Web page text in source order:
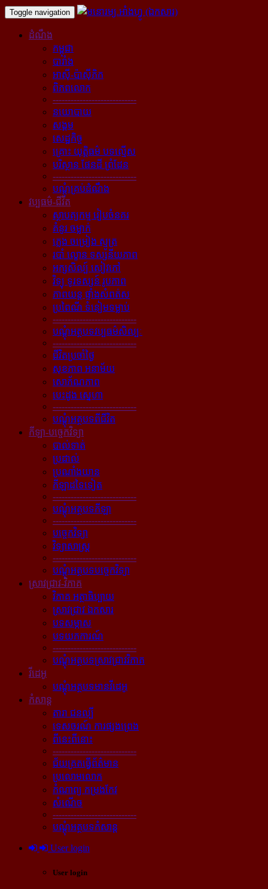
Toggle navigation
ដំណឹង
កម្ពុជា
បារាំង
អាស៊ី-ប៉ាស៊ីភិក
ពិភពលោក
----------------------------
នយោបាយ
សង្គម
សេដ្ឋកិច្ច
គ្រោះ យុត្តិធម៌ បទល្មើស
បរិស្ថាន ផែនដី ព្រំដែន
----------------------------
បណ្ដុំគ្រប់ដំណឹង
វប្បធម៌-ជីវិត
ស្ថាបត្យកម្ម រៀបចំនគរ
គំនូរ ចម្លាក់
ភ្លេង ចម្រៀង ស្មូត្រ
របាំ ល្ខោន ទស្សនីយភាព
អក្សសិល្ប៍ សៀវភៅ
វិទ្យុ ទូរទស្សន៍ រូបភាព
ភាពយន្ដ ផ្ទាំងសំពត់ស
ប្រពៃណី ទំនៀមទម្លាប់
----------------------------
បណ្ដុំអត្ថបទវប្បធម៌សិល្បៈ
----------------------------
ជីវិតប្រចាំថ្ងៃ
សុខភាព អនាម័យ
សោភ័ណភាព
បេះដូង ស្នេហា
----------------------------
បណ្ដុំអត្ថបទពីជីវិត
កីឡា-បច្ចេកវិទ្យា
បាល់ទាត់
ប្រដាល់
ប្រណាំងយាន
កីឡាដទៃទៀត
----------------------------
បណ្ដុំអត្ថបទកីឡា
----------------------------
បច្ចេកវិទ្យា
វិទ្យាសាស្ត្រ
----------------------------
បណ្ដុំអត្ថបទបច្ចេកវិទ្យា
ស្រាវជ្រាវ-វិភាគ
វិភាគ អត្ថាធិប្បាយ
ស្រាវជ្រាវ ឯកសារ
បទសម្ភាស
បទយកការណ៍
----------------------------
បណ្ដុំអត្ថបទស្រាវជ្រាវវិភាគ
វីដេអូ
បណ្ដុំអត្ថបទមានវីដេអូ
កំសាន្ដ
តារា ជនល្បី
ទេសចរណ៍ ការផ្សងព្រេង
ពីនេះពីនោះ
----------------------------
ជ័យគ្រតធ្វើព័ត៌មាន
ប្រលោមលោក
កំណាព្យ កម្រងកែវ
សំណើច
----------------------------
បណ្ដុំអត្ថបទកំសាន្ដ
User login
User login